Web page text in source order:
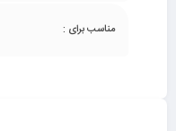
مناسب برای :